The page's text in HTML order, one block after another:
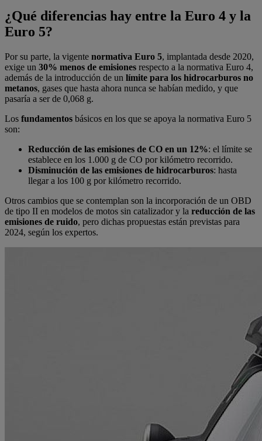
¿Qué diferencias hay entre la Euro 4 y la
Euro 5?
Por su parte, la vigente normativa Euro 5, implantada desde 2020,
exige un 30% menos de emisiones respecto a la normativa Euro 4,
además de la introducción de un límite para los hidrocarburos no
metanos, gases que hasta ahora nunca se habían medido, y que
pasaría a ser de 0,068 g.
Los fundamentos básicos en los que se apoya la normativa Euro 5
son:
Reducción de las emisiones de CO en un 12%: el límite se
establece en los 1.000 g de CO por kilómetro recorrido.
Disminución de las emisiones de hidrocarburos: hasta
llegar a los 100 g por kilómetro recorrido.
Otros cambios que se contemplan son la incorporación de un OBD
de tipo II en modelos de motos sin catalizador y la reducción de las
emisiones de ruido, pero dichas propuestas están previstas para
2024, según los expertos.